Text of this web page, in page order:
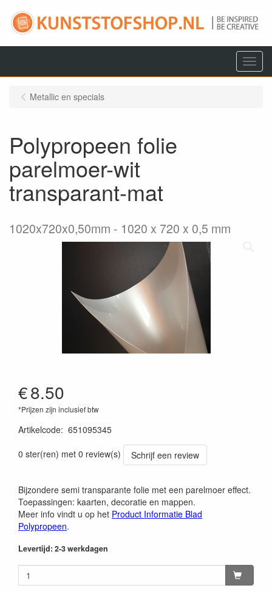
Menu
Metallic en specials
Polypropeen folie
parelmoer-wit
transparant-mat
1020x720x0,50mm 1020 x 720 x 0,5 mm
€8.50
*Prijzen zijn inclusief btw
Artikelcode: 651095345
0 ster(ren) met 0 review(s)
Schrijf een review
Bijzondere semi transparante folie met een parelmoer effect.
Toepassingen: kaarten, decoratie en mappen.
Meer info vindt u op het Product Informatie Blad
Polypropeen.
Levertijd: 2-3 werkdagen